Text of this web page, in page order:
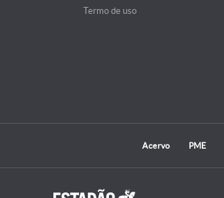
Termo de uso
Acervo PME